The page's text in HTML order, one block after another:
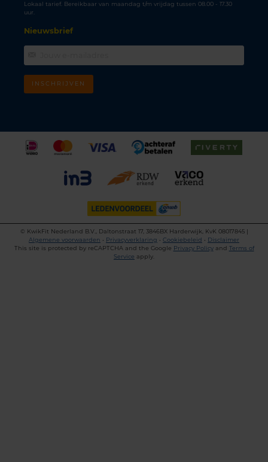
Lokaal tarief. Bereikbaar van maandag t/m vrijdag tussen 08.00 - 17.30
uur.
Nieuwsbrief
INSCHRIJVEN
©
KwikFit Nederland B.V., Daltonstraat 17, 3846BX Harderwijk, KvK 08017845 |
Algemene voorwaarden • Privacyverklaring • Cookiebeleid • Disclaimer
This site is protected by reCAPTCHA and the Google Privacy Policyand Terms of
Service apply.